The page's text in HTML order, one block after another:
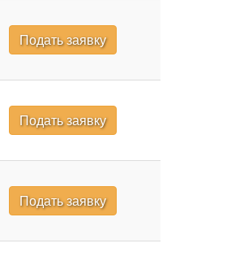
Подать заявку
Подать заявку
Подать заявку